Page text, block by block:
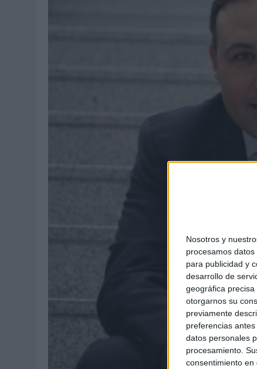
Nosotros y
procesamos
para publicidad y
desarrollo de
geográfica
otorgarnos su
previamente
preferencias
datos personales
procesamiento.
consentimiento en
‘VUELVE EL FÚTBOL. VUELVE A SOÑAR’, DE VML PARA
CUANDO SE APAGUE EL SOL, EL ECLIPSE DE 2026